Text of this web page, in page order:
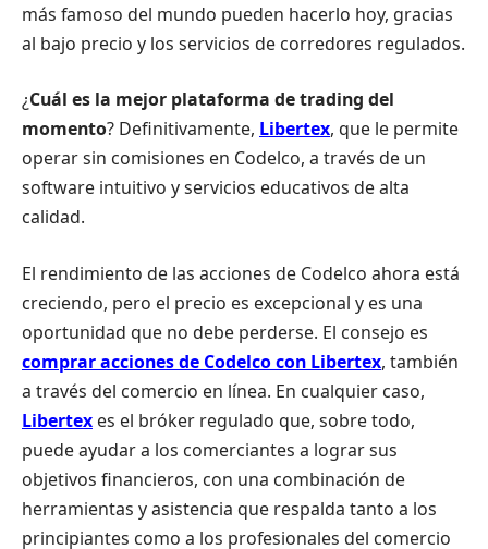
más famoso del mundo pueden hacerlo hoy, gracias
al bajo precio y los servicios de corredores regulados.
¿Cuál es la mejor plataforma de trading del
momento? Definitivamente, Libertex, que le permite
operar sin comisiones en Codelco, a través de un
software intuitivo y servicios educativos de alta
calidad.
El rendimiento de las acciones de Codelco ahora está
creciendo, pero el precio es excepcional y es una
oportunidad que no debe perderse. El consejo es
comprar acciones de Codelco con Libertex, también
a través del comercio en línea. En cualquier caso,
Libertex es el bróker regulado que, sobre todo,
puede ayudar a los comerciantes a lograr sus
objetivos financieros, con una combinación de
herramientas y asistencia que respalda tanto a los
principiantes como a los profesionales del comercio